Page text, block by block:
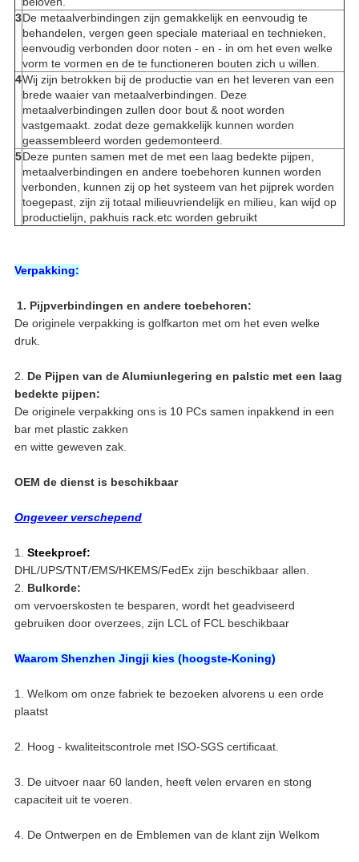
3De metaalverbindingen zijn gemakkelijk en eenvoudig te
behandelen, vergen geen speciale materiaal en technieken,
eenvoudig verbonden door noten - en - in om het even welke
vorm te vormen en de te functioneren bouten zich u willen.
4Wij zijn betrokken bij de productie van en het leveren van een
brede waaier van metaalverbindingen. Deze
metaalverbindingen zullen door bout & noot worden
vastgemaakt. zodat deze gemakkelijk kunnen worden
geassembleerd worden gedemonteerd.
5Deze punten samen met de met een laag bedekte pijpen,
metaalverbindingen en andere toebehoren kunnen worden
verbonden, kunnen zij op het systeem van het pijprek worden
toegepast, zijn zij totaal milieuvriendelijk en milieu, kan wijd op
productielijn, pakhuis rack.etc worden gebruikt
Verpakking:
1. Pijpverbindingen en andere toebehoren:
De originele verpakking is golfkarton met om het even welke
druk.
2. De Pijpen van de Alumiunlegering en palstic met een laag
bedekte pijpen:
De originele verpakking ons is 10 PCs samen inpakkend in een
bar met plastic zakken
en witte geweven zak.
OEM de dienst is beschikbaar
Ongeveer verschepend
1. Steekproef:
DHL/UPS/TNT/EMS/HKEMS/FedEx zijn beschikbaar allen.
2. Bulkorde:
om vervoerskosten te besparen, wordt het geadviseerd
gebruiken door overzees, zijn LCL of FCL beschikbaar
Waarom Shenzhen Jingji kies (hoogste-Koning)
1. Welkom om onze fabriek te bezoeken alvorens u een orde
plaatst
2. Hoog - kwaliteitscontrole met ISO-SGS certificaat.
3. De uitvoer naar 60 landen, heeft velen ervaren en stong
capaciteit uit te voeren.
4. De Ontwerpen en de Emblemen van de klant zijn Welkom